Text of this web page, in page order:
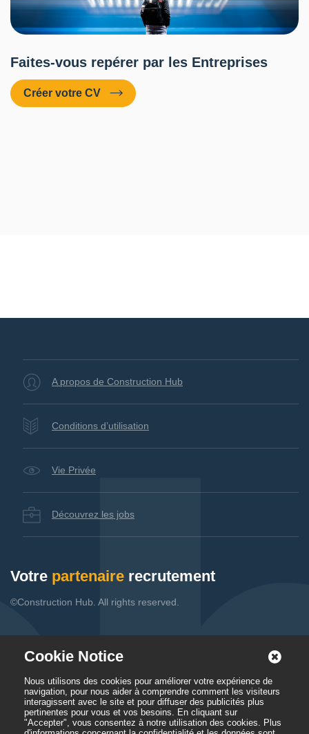
Faites-vous repérer par les Entreprises
Créer votre CV
A propos de Construction Hub
Conditions d’utilisation
Vie Privée
Découvrez les jobs
Votre partenaire recrutement
©Construction Hub. All rights reserved.
Cookie Notice
Nous utilisons des cookies pour améliorer votre expérience de
navigation, pour nous aider à comprendre comment les visiteurs
interagissent avec le site et pour diffuser des publicités plus
pertinentes pour vous et vos besoins. En cliquant sur
"Accepter", vous consentez à notre utilisation des cookies. Plus